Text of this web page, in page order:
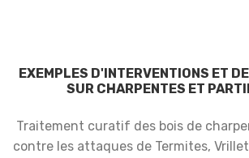
EXEMPLES D'INTERVENTIONS ET
SUR CHARPENTES ET
Traitement curatif des bois de
contre les attaques de Termites,